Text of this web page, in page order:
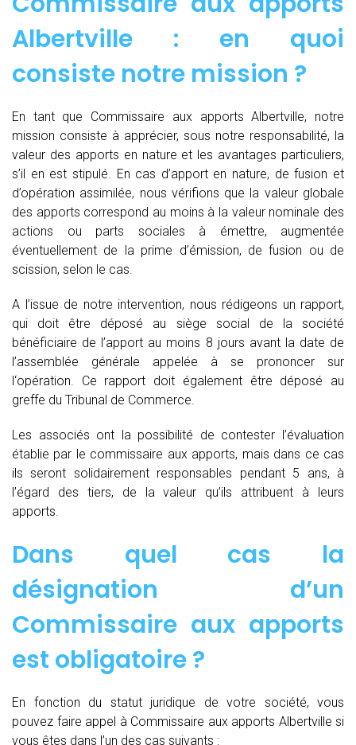
Albertville : en quoi
consiste notre mission ?
En tant que Commissaire aux apports Albertville, notre
mission consiste à apprécier, sous notre responsabilité, la
valeur des apports en nature et les avantages particuliers,
s’il en est stipulé. En cas d’apport en nature, de fusion et
d’opération assimilée, nous vérifions que la valeur globale
des apports correspond au moins à la valeur nominale des
actions ou parts sociales à émettre, augmentée
éventuellement de la prime d’émission, de fusion ou de
scission, selon le cas.
A l’issue de notre intervention, nous rédigeons un rapport,
qui doit être déposé au siège social de la société
bénéficiaire de l’apport au moins 8 jours avant la date de
l’assemblée générale appelée à se prononcer sur
l‘opération. Ce rapport doit également être déposé au
greffe du Tribunal de Commerce.
Les associés ont la possibilité de contester l’évaluation
établie par le commissaire aux apports, mais dans ce cas
ils seront solidairement responsables pendant 5 ans, à
l’égard des tiers, de la valeur qu’ils attribuent à leurs
apports.
Dans quel cas la
désignation d’un
Commissaire aux apports
est obligatoire ?
En fonction du statut juridique de votre société, vous
pouvez faire appel à Commissaire aux apports Albertville si
vous êtes dans l’un des cas suivants :